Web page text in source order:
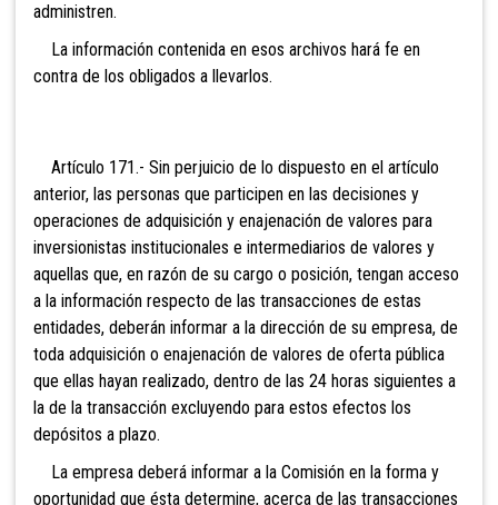
administren.
La información contenida en esos archivos hará fe en
contra de los obligados a llevarlos.
Artículo 171.- Sin perjuicio de lo dispuesto en el artículo
anterior, las personas que participen en las decisiones y
operaciones de adquisición y enajenación de valores para
inversionistas institucionales e intermediarios de valores y
aquellas que, en razón de su cargo o posición, tengan acceso
a la información respecto de las transacciones de estas
entidades, deberán informar a la dirección de su empresa, de
toda adquisición o enajenación de valores de oferta pública
que ellas hayan realizado, dentro de las 24 horas siguientes a
la de la transacción excluyendo para estos efectos los
depósitos a plazo.
La empresa deberá informar a la Comisión en la forma y
oportunidad que ésta determine, acerca de las transacciones